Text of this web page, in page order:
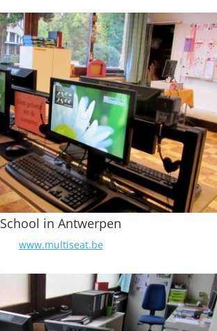
School in Antwerpen
www.multiseat.be